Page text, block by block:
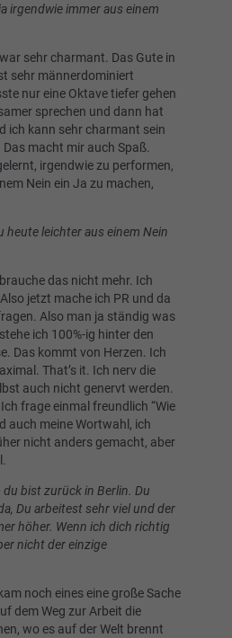
irgendwie immer aus einem
sehr charmant. Das Gute in
sehr männerdominiert
nur eine Oktave tiefer gehen
sprechen und dann hat
ich kann sehr charmant sein
macht mir auch Spaß.
irgendwie zu performen,
Nein ein Ja zu machen,
heute leichter aus einem Nein
das nicht mehr. Ich
jetzt mache ich PR und da
Also man ja ständig was
ich 100%-ig hinter den
Das kommt von Herzen. Ich
That’s it. Ich nerv die
auch nicht genervt werden.
frage einmal freundlich “Wie
auch meine Wortwahl, ich
nicht anders gemacht, aber
du bist zurück in Berlin. Du
Du arbeitest sehr viel und der
höher. Wenn ich dich richtig
nicht der einzige
noch eines eine große Sache
dem Weg zur Arbeit die
wo es auf der Welt brennt